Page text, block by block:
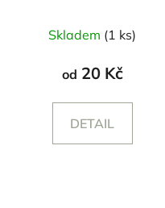
Skladem (1 ks)
od 20 Kč
DETAIL